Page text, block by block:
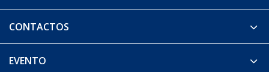
CONTACTOS
EVENTO